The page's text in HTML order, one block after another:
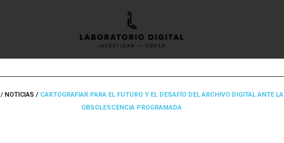
/ NOTICIAS / CARTOGRAFIAR PARA EL FUTURO Y EL DESAFÍO DEL ARCHIVO DIGITAL ANTE LA
OBSOLESCENCIA PROGRAMADA